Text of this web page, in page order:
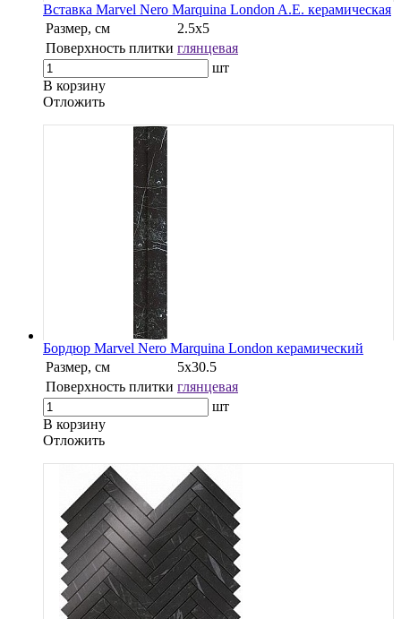
Вставка Marvel Nero Marquina London A.E. керамическая
Размер, см
2.5х5
Поверхность плитки глянцевая
шт
В корзину
Oтложить
Бордюр Marvel Nero Marquina London керамический
Размер, см
5х30.5
Поверхность плитки глянцевая
шт
В корзину
Oтложить